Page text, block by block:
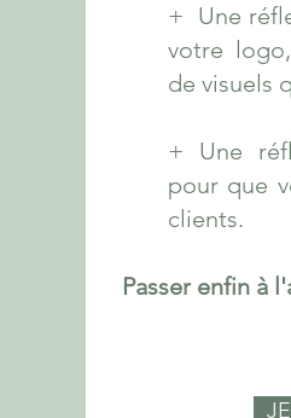
+ Une
votre
de visuels
+ Une
pour que
clients.
Passer enfin à